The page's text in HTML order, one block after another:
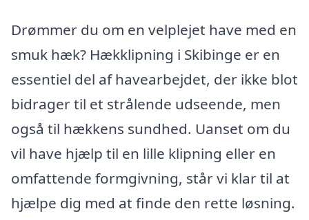
Drømmer du om en velplejet have med en
smuk hæk? Hækklipning i Skibinge er en
essentiel del af havearbejdet, der ikke blot
bidrager til et strålende udseende, men
også til hækkens sundhed. Uanset om du
vil have hjælp til en lille klipning eller en
omfattende formgivning, står vi klar til at
hjælpe dig med at finde den rette løsning.